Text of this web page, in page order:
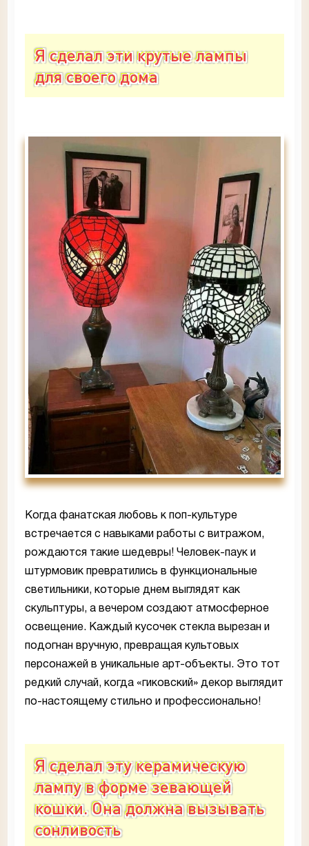
Я сделал эти крутые лампы
для своего дома
Когда фанатская любовь к поп-культуре
встречается с навыками работы с витражом,
рождаются такие шедевры! Человек-паук и
штурмовик превратились в функциональные
светильники, которые днем выглядят как
скульптуры, а вечером создают атмосферное
освещение. Каждый кусочек стекла вырезан и
подогнан вручную, превращая культовых
персонажей в уникальные арт-объекты. Это тот
редкий случай, когда «гиковский» декор выглядит
по-настоящему стильно и профессионально!
Я сделал эту керамическую
лампу в форме зевающей
кошки. Она должна вызывать
сонливость